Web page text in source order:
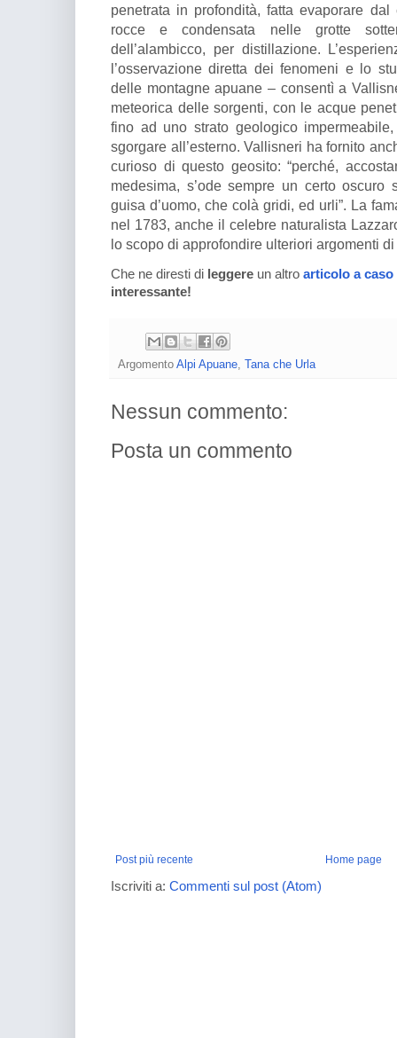
penetrata in profondità, fatta evaporare
rocce e condensata nelle grotte
dell’alambicco, per distillazione.
l’osservazione diretta dei fenomeni e lo
delle montagne apuane – consentì a
meteorica delle sorgenti, con le acque
fino ad uno strato geologico
sgorgare all’esterno. Vallisneri ha fornito
curioso di questo geosito: “perché,
medesima, s’ode sempre un certo oscuro
guisa d’uomo, che colà gridi, ed urli”. La
nel 1783, anche il celebre naturalista
lo scopo di approfondire ulteriori argomenti
Che ne diresti di leggere un altro articolo a caso
interessante!
Argomento Alpi Apuane Tana che Urla
Nessun commento:
Posta un commento
Post più recente Home page
Iscriviti a: Commenti sul post (Atom)